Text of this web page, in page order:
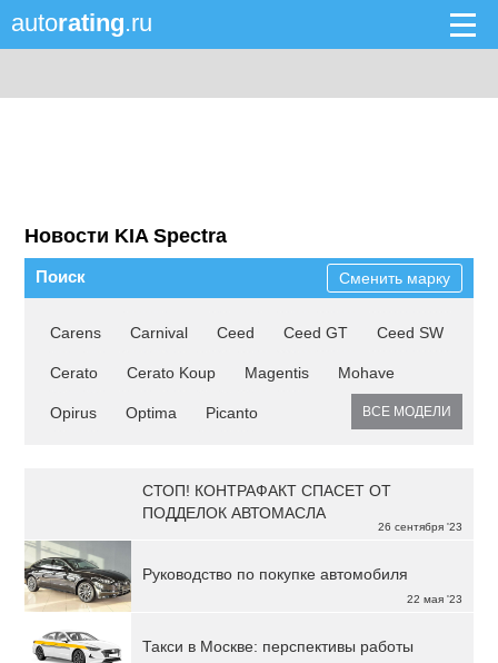
autorating.ru
Новости KIA Spectra
Поиск Сменить марку
Carens Carnival Ceed Ceed GT Ceed SW
Cerato Cerato Koup Magentis Mohave
Opirus Optima Picanto ВСЕ МОДЕЛИ
26 сентября '23
СТОП! КОНТРАФАКТ СПАСЕТ ОТ
ПОДДЕЛОК АВТОМАСЛА
22 мая '23
Руководство по покупке автомобиля
Такси в Москве: перспективы работы